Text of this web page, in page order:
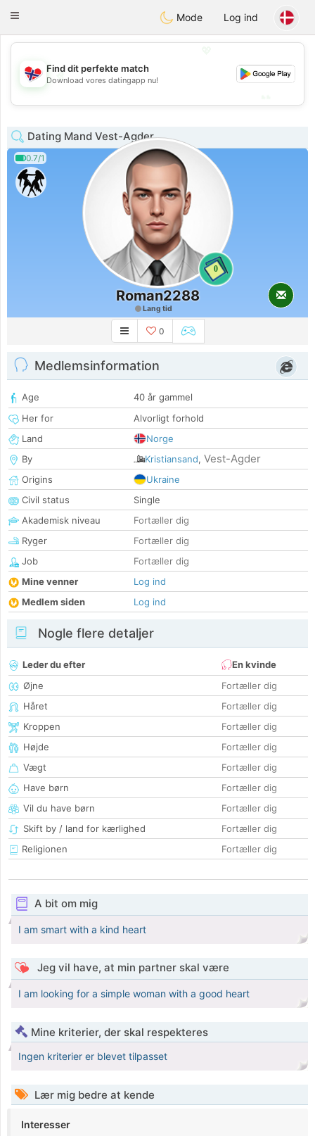
EkteNordmenn
Toggle
Mode Log ind
💖
💕
Find dit perfekte match
Download vores datingapp nu!
Dating Mand Vest-Agder
0.7/1
0
Roman2288
Lang tid
0
Medlemsinformation
Age
40 år gammel
Her for
Alvorligt forhold
Land
Norge
By
Kristiansand, Vest-Agder
Origins
Ukraine
Civil status
Single
Akademisk niveau
Fortæller dig
Ryger
Fortæller dig
Job
Fortæller dig
Mine venner
Log ind
Medlem siden
Log ind
Nogle flere detaljer
Leder du efter
En kvinde
Øjne
Fortæller dig
Håret
Fortæller dig
Kroppen
Fortæller dig
Højde
Fortæller dig
Vægt
Fortæller dig
Have børn
Fortæller dig
Vil du have børn
Fortæller dig
Skift by / land for kærlighed
Fortæller dig
Religionen
Fortæller dig
A bit om mig
I am smart with a kind heart
Jeg vil have, at min partner skal være
I am looking for a simple woman with a good heart
Mine kriterier, der skal respekteres
Ingen kriterier er blevet tilpasset
Lær mig bedre at kende
Interesser